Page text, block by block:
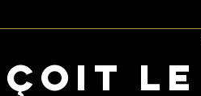
le